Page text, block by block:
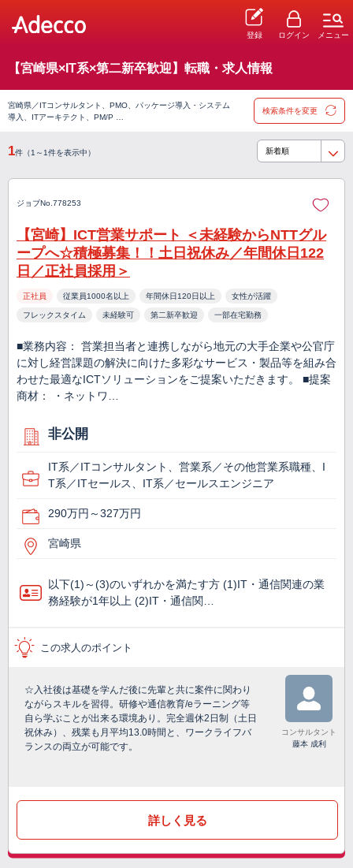
登録 ログイン メニュー
【宮崎県×IT系×第二新卒歓迎】転職・求人情報
宮崎県／ITコンサルタント、PMO、パッケージ導入・システム
導入、ITアーキテクト、PM/P …
検索条件を変更
1件（1～1件を表示中）
ジョブNo.778253
【宮崎】ICT営業サポート ＜未経験からNTTグル
ープへ☆積極募集！！土日祝休み／年間休日122
日／正社員採用＞
正社員 従業員1000名以上 年間休日120日以上 女性が活躍
フレックスタイム 未経験可 第二新卒歓迎 一部在宅勤務
■業務内容： 営業担当者と連携しながら地元の大手企業や公官庁
に対し経営課題の解決に向けた多彩なサービス・製品等を組み合
わせた最適なICTソリューションをご提案いただきます。 ■提案
商材： ・ネットワ…
非公開
IT系／ITコンサルタント、営業系／その他営業系職種、I
T系／ITセールス、IT系／セールスエンジニア
290万円～327万円
宮崎県
以下(1)～(3)のいずれかを満たす方 (1)IT・通信関連の業
務経験が1年以上 (2)IT・通信関…
この求人のポイント
☆入社後は基礎を学んだ後に先輩と共に案件に関わり
ながらスキルを習得。研修や通信教育/eラーニング等
自ら学ぶことが出来る環境あり。完全週休2日制（土日
祝休み）、残業も月平均13.0時間と、ワークライフバ
ランスの両立が可能です。
コンサルタント
藤本 成利
詳しく見る